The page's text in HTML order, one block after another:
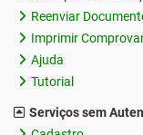
Reenviar
Imprimir
Ajuda
Tutorial
Serviços sem